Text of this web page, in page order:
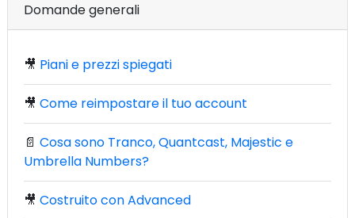
Domande generali
🎥 Piani e prezzi spiegati
🎥 Come reimpostare il tuo account
📄 Cosa sono Tranco, Quantcast, Majestic e
Umbrella Numbers?
🎥 Costruito con Advanced